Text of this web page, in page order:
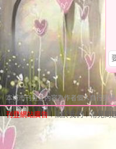
本城市刊登之內容為作者個人自行提
刊登網站廣告︱關於我們︱常見問